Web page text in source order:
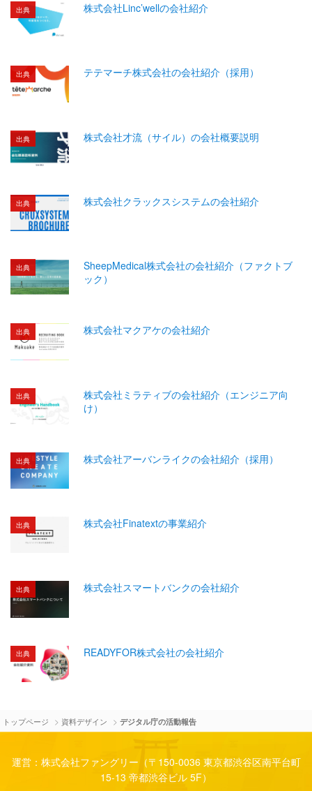
出典 株式会社Linc’wellの会社紹介
出典 テテマーチ株式会社の会社紹介（採用）
出典 株式会社才流（サイル）の会社概要説明
出典 株式会社クラックスシステムの会社紹介
出典
SheepMedical株式会社の会社紹介（ファクトブ
ック）
出典 株式会社マクアケの会社紹介
出典
株式会社ミラティブの会社紹介（エンジニア向
け）
出典 株式会社アーバンライクの会社紹介（採用）
出典 株式会社Finatextの事業紹介
出典 株式会社スマートバンクの会社紹介
出典 READYFOR株式会社の会社紹介
トップページ > 資料デザイン >デジタル庁の活動報告
運営：株式会社ファングリー（〒150-0036 東京都渋谷区南平台町
15-13 帝都渋谷ビル 5F）